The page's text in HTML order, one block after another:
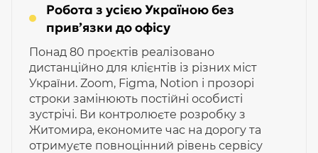
Робота з усією Україною без
прив’язки до офісу
Понад 80 проєктів реалізовано
дистанційно для клієнтів із різних міст
України. Zoom, Figma, Notion і прозорі
строки замінюють постійні особисті
зустрічі. Ви контролюєте розробку з
Житомира, економите час на дорогу та
отримуєте повноцінний рівень сервісу